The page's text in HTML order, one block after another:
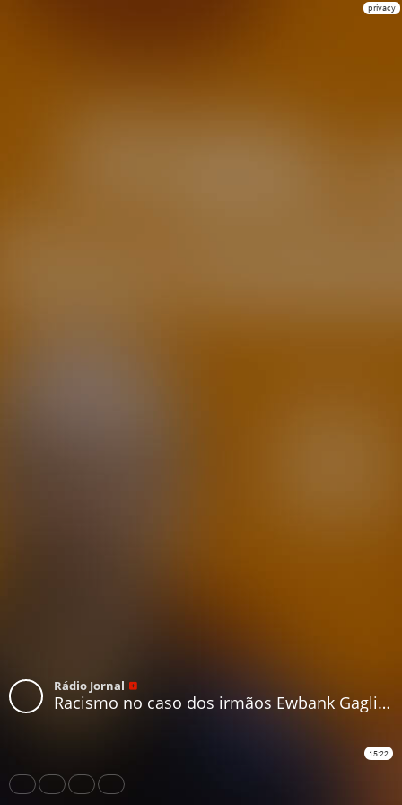
privacy
Rádio Jornal
Racismo no caso dos irmãos Ewbank Gagliasso
15:22
Share Like